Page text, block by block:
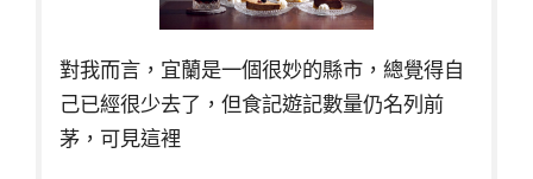
對我而言，宜蘭是一個很妙的縣市，總覺得自
己已經很少去了，但食記遊記數量仍名列前
茅，可見這裡